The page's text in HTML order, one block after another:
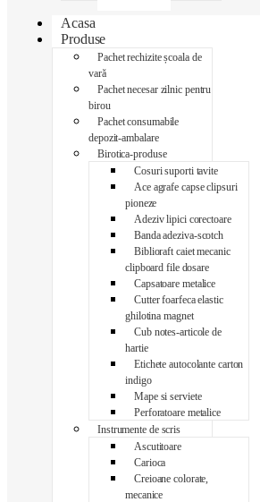
Acasa
Produse
Pachet rechizite școala de
vară
Pachet necesar zilnic pentru
birou
Pachet consumabile
depozit-ambalare
Birotica-produse
Cosuri suporti tavite
Ace agrafe capse clipsuri
pioneze
Adeziv lipici corectoare
Banda adeziva-scotch
Biblioraft caiet mecanic
clipboard file dosare
Capsatoare metalice
Cutter foarfeca elastic
ghilotina magnet
Cub notes-articole de
hartie
Etichete autocolante carton
indigo
Mape si serviete
Perforatoare metalice
Instrumente de scris
Ascutitoare
Carioca
Creioane colorate,
mecanice